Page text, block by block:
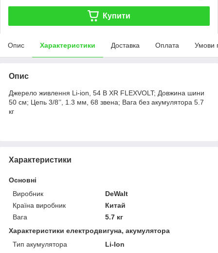
Купити
Опис Характеристики Доставка Оплата Умови
Опис
Джерело живлення Li-ion, 54 В XR FLEXVOLT; Довжина шини
50 см; Цепь 3/8’’, 1.3 мм, 68 звена; Вага без акумулятора 5.7
кг
Характеристики
Основні
Виробник
DeWalt
Країна виробник
Китай
Вага
5.7 кг
Характеристики електродвигуна, акумулятора
Тип акумулятора
Li-Ion